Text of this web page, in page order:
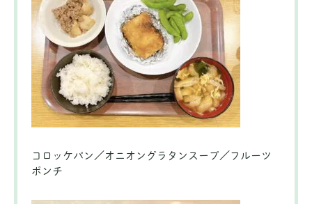
コロッケパン／オニオングラタンスープ／フルーツ
ポンチ